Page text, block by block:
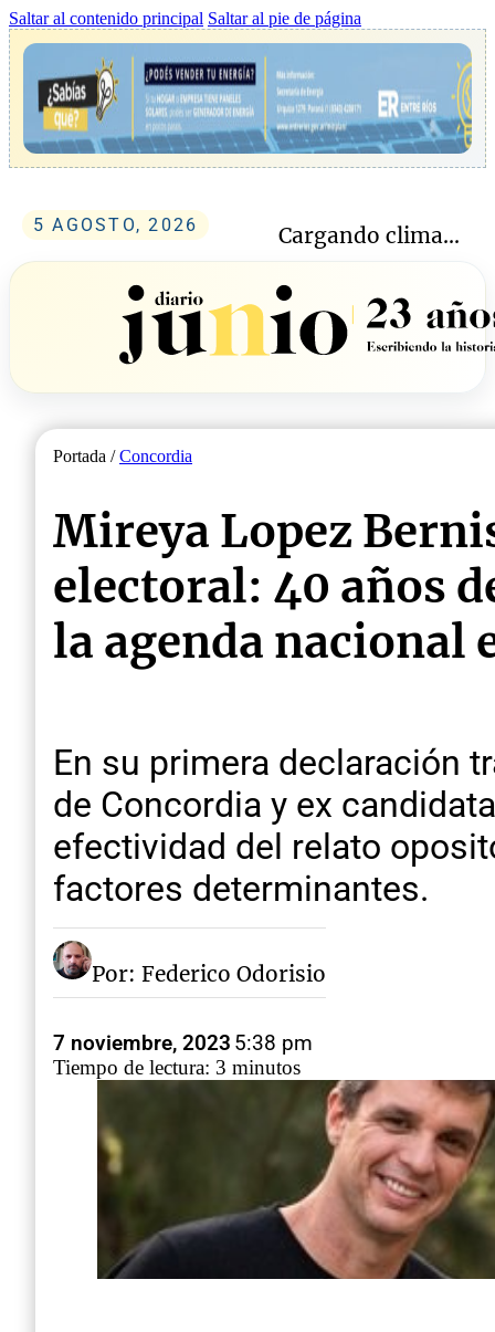
Saltar al contenido principal Saltar al pie de página
5 AGOSTO, 2026 Cargando clima...
Portada /Concordia
Mireya Lopez
electoral: 40 años
la agenda nacional
En su primera declaración
de Concordia y ex
efectividad del relato
factores determinantes.
Por: Federico Odorisio
7 noviembre, 2023 5:38 pm
Tiempo de lectura: 3 minutos